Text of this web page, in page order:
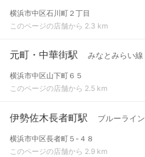
横浜市中区石川町２丁目
このページの店舗から 2.3 km
元町・中華街駅 みなとみらい線
横浜市中区山下町６５
このページの店舗から 2.5 km
伊勢佐木長者町駅 ブルーライン
横浜市中区長者町５-４８
このページの店舗から 2.9 km